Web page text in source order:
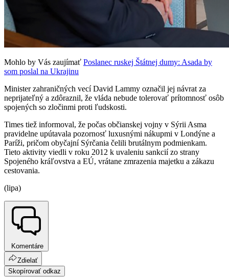
Mohlo by Vás zaujímať Poslanec ruskej Štátnej dumy: Asada by
som poslal na Ukrajinu
Minister zahraničných vecí David Lammy označil jej návrat za
neprijateľný a zdôraznil, že vláda nebude tolerovať prítomnosť osôb
spojených so zločinmi proti ľudskosti.
Times tiež informoval, že počas občianskej vojny v Sýrii Asma
pravidelne upútavala pozornosť luxusnými nákupmi v Londýne a
Paríži, pričom obyčajní Sýrčania čelili brutálnym podmienkam.
Tieto aktivity viedli v roku 2012 k uvaleniu sankcií zo strany
Spojeného kráľovstva a EÚ, vrátane zmrazenia majetku a zákazu
cestovania.
(lipa)
Komentáre
Zdielať
Skopírovať odkaz